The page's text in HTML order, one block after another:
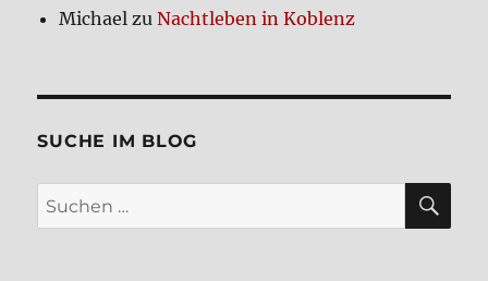
Michael zuNacht­le­ben in Koblenz
SUCHE IM BLOG
Suchen
nach: